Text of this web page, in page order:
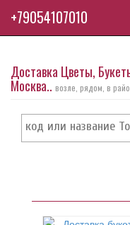
Доставка Цветы,
Москва.. возле, рядом, в
+79054107010